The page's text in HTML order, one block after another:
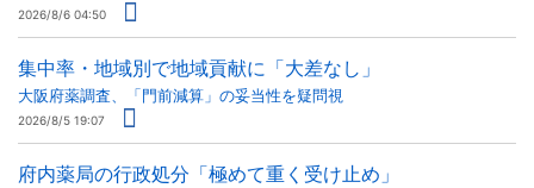
2026/8/6 04:50
集中率・地域別で地域貢献に「大差なし」
大阪府薬調査、「門前減算」の妥当性を疑問視
2026/8/5 19:07
府内薬局の行政処分「極めて重く受け止め」